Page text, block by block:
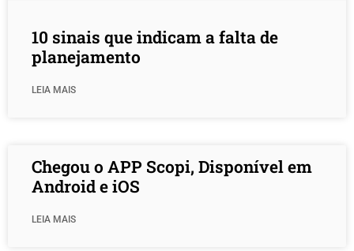
10 sinais que indicam a falta de
planejamento
LEIA MAIS
Chegou o APP Scopi, Disponível em
Android e iOS
LEIA MAIS